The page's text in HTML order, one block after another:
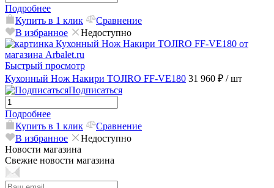
Подробнее
Купить в 1 клик
Сравнение
В избранное
Недоступно
Быстрый просмотр
Кухонный Нож Накири TOJIRO FF-VE180 31 960 ₽ / шт
Подписаться
Подробнее
Купить в 1 клик
Сравнение
В избранное
Недоступно
Новости магазина
Свежие новости магазина